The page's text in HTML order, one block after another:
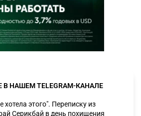
НАШЕМ TELEGRAM-КАНАЛЕ
этого". Переписку из
Серикбай в день похищения